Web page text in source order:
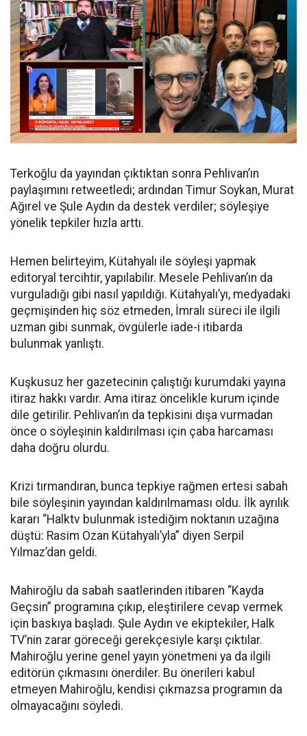
Terkoğlu da yayından çıktıktan sonra Pehlivan’ın
paylaşımını retweetledi; ardından Timur Soykan, Murat
Ağırel ve Şule Aydın da destek verdiler; söyleşiye
yönelik tepkiler hızla arttı.
Hemen belirteyim, Kütahyalı ile söyleşi yapmak
editoryal tercihtir, yapılabilir. Mesele Pehlivan’ın da
vurguladığı gibi nasıl yapıldığı. Kütahyalı’yı, medyadaki
geçmişinden hiç söz etmeden, İmralı süreci ile ilgili
uzman gibi sunmak, övgülerle iade-i itibarda
bulunmak yanlıştı.
Kuşkusuz her gazetecinin çalıştığı kurumdaki yayına
itiraz hakkı vardır. Ama itiraz öncelikle kurum içinde
dile getirilir. Pehlivan’ın da tepkisini dışa vurmadan
önce o söyleşinin kaldırılması için çaba harcaması
daha doğru olurdu.
Krizi tırmandıran, bunca tepkiye rağmen ertesi sabah
bile söyleşinin yayından kaldırılmaması oldu. İlk ayrılık
kararı “Halktv bulunmak istediğim noktanın uzağına
düştü: Rasim Ozan Kütahyalı’yla” diyen Serpil
Yılmaz’dan geldi.
Mahiroğlu da sabah saatlerinden itibaren “Kayda
Geçsin” programına çıkıp, eleştirilere cevap vermek
için baskıya başladı. Şule Aydın ve ekiptekiler, Halk
TV’nin zarar göreceği gerekçesiyle karşı çıktılar.
Mahiroğlu yerine genel yayın yönetmeni ya da ilgili
editörün çıkmasını önerdiler. Bu önerileri kabul
etmeyen Mahiroğlu, kendisi çıkmazsa programın da
olmayacağını söyledi.